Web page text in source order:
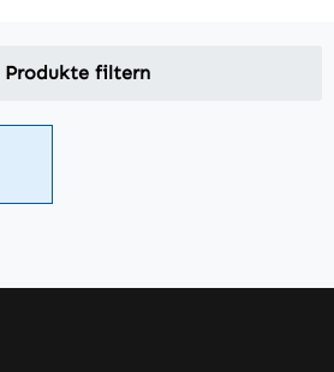
Produkte filtern